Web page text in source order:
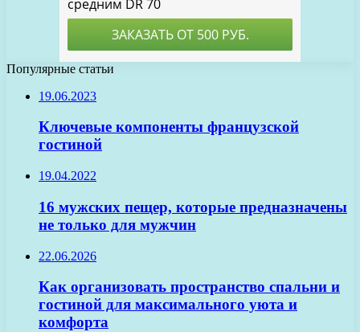
Популярные статьи
19.06.2023
Ключевые компоненты французской
гостиной
19.04.2022
16 мужских пещер, которые предназначены
не только для мужчин
22.06.2026
Как организовать пространство спальни и
гостиной для максимального уюта и
комфорта